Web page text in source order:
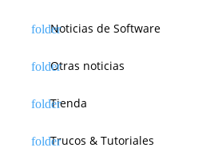
Noticias de Software
Otras noticias
Tienda
Trucos & Tutoriales